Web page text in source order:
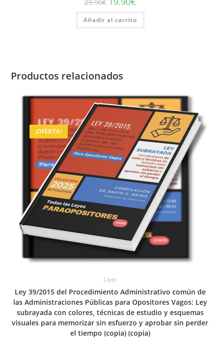
29.90€ precio
original
era:
29.90€.
precio
actual
es:
19.90€.
Añadir al carrito
Productos relacionados
¡OFERTA!
Leyes
Ley 39/2015 del Procedimiento Administrativo común de
las Administraciones Públicas para Opositores Vagos: Ley
subrayada con colores, técnicas de estudio y esquemas
visuales para memorizar sin esfuerzo y aprobar sin perder
el tiempo (copia) (copia)